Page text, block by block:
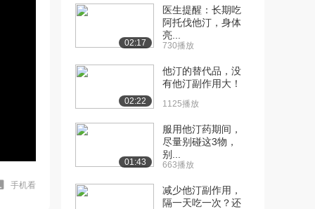
手机看
02:17
医生提醒：长期吃
阿托伐他汀，身体
亮...
730播放
02:22
他汀的替代品，没
有他汀副作用大！
1125播放
01:43
服用他汀药期间，
尽量别碰这3物，
别...
663播放
减少他汀副作用，
隔一天吃一次？还